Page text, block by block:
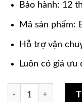
Bảo hành: 12
Mã sản phẩm:
Hỗ trợ vận
Luôn có giá ưu